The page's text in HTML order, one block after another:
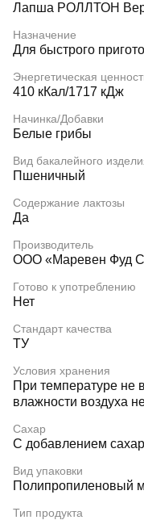
Лапша РОЛЛТОН
Назначение
Для быстрого
Энергетическая
410 кКал/1717 кДж
Начинка/Добавки
Белые грибы
Вид бакалейного
Пшеничный
Содержание лактозы
Да
Производитель
ООО «Маревен Фуд
Готово к употреблению
Нет
Стандарт качества
ТУ
Условия хранения
При температуре не
влажности воздуха
Сахар
С добавлением
Вид упаковки
Полипропиленовый
Тип продукта